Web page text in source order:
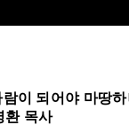
이 되어야 마땅
환 목사